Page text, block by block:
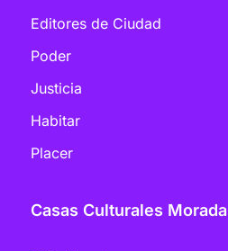
Editores de Ciudad
Poder
Justicia
Habitar
Placer
Casas Culturales Morada